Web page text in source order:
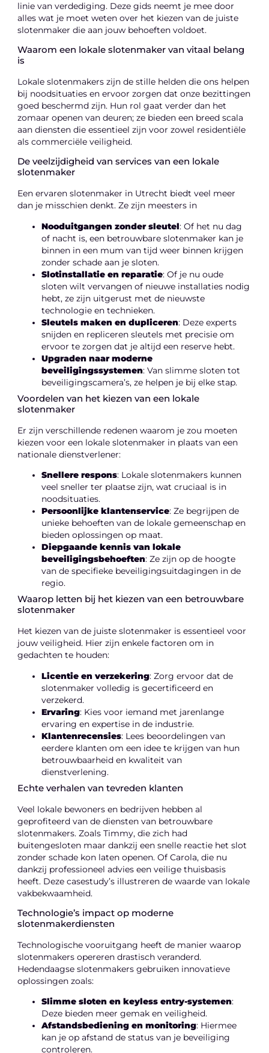
linie van verdediging. Deze gids neemt je mee door
alles wat je moet weten over het kiezen van de juiste
slotenmaker die aan jouw behoeften voldoet.
Waarom een lokale slotenmaker van vitaal belang
is
Lokale slotenmakers zijn de stille helden die ons helpen
bij noodsituaties en ervoor zorgen dat onze bezittingen
goed beschermd zijn. Hun rol gaat verder dan het
zomaar openen van deuren; ze bieden een breed scala
aan diensten die essentieel zijn voor zowel residentiële
als commerciële veiligheid.
De veelzijdigheid van services van een lokale
slotenmaker
Een ervaren slotenmaker in Utrecht biedt veel meer
dan je misschien denkt. Ze zijn meesters in
Nooduitgangen zonder sleutel: Of het nu dag
of nacht is, een betrouwbare slotenmaker kan je
binnen in een mum van tijd weer binnen krijgen
zonder schade aan je sloten.
Slotinstallatie en reparatie: Of je nu oude
sloten wilt vervangen of nieuwe installaties nodig
hebt, ze zijn uitgerust met de nieuwste
technologie en technieken.
Sleutels maken en dupliceren: Deze experts
snijden en repliceren sleutels met precisie om
ervoor te zorgen dat je altijd een reserve hebt.
Upgraden naar moderne
beveiligingssystemen: Van slimme sloten tot
beveiligingscamera’s, ze helpen je bij elke stap.
Voordelen van het kiezen van een lokale
slotenmaker
Er zijn verschillende redenen waarom je zou moeten
kiezen voor een lokale slotenmaker in plaats van een
nationale dienstverlener:
Snellere respons: Lokale slotenmakers kunnen
veel sneller ter plaatse zijn, wat cruciaal is in
noodsituaties.
Persoonlijke klantenservice: Ze begrijpen de
unieke behoeften van de lokale gemeenschap en
bieden oplossingen op maat.
Diepgaande kennis van lokale
beveiligingsbehoeften: Ze zijn op de hoogte
van de specifieke beveiligingsuitdagingen in de
regio.
Waarop letten bij het kiezen van een betrouwbare
slotenmaker
Het kiezen van de juiste slotenmaker is essentieel voor
jouw veiligheid. Hier zijn enkele factoren om in
gedachten te houden:
Licentie en verzekering: Zorg ervoor dat de
slotenmaker volledig is gecertificeerd en
verzekerd.
Ervaring: Kies voor iemand met jarenlange
ervaring en expertise in de industrie.
Klantenrecensies: Lees beoordelingen van
eerdere klanten om een idee te krijgen van hun
betrouwbaarheid en kwaliteit van
dienstverlening.
Echte verhalen van tevreden klanten
Veel lokale bewoners en bedrijven hebben al
geprofiteerd van de diensten van betrouwbare
slotenmakers. Zoals Timmy, die zich had
buitengesloten maar dankzij een snelle reactie het slot
zonder schade kon laten openen. Of Carola, die nu
dankzij professioneel advies een veilige thuisbasis
heeft. Deze casestudy’s illustreren de waarde van lokale
vakbekwaamheid.
Technologie’s impact op moderne
slotenmakerdiensten
Technologische vooruitgang heeft de manier waarop
slotenmakers opereren drastisch veranderd.
Hedendaagse slotenmakers gebruiken innovatieve
oplossingen zoals:
Slimme sloten en keyless entry-systemen:
Deze bieden meer gemak en veiligheid.
Afstandsbediening en monitoring: Hiermee
kan je op afstand de status van je beveiliging
controleren.